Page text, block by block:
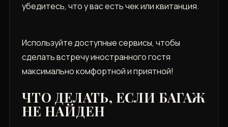
убедитесь, что у вас есть чек или квитанция.
Используйте доступные сервисы, чтобы
сделать встречу иностранного гостя
максимально комфортной и приятной!
ЧТО ДЕЛАТЬ, ЕСЛИ БАГАЖ
НЕ НАЙДЕН